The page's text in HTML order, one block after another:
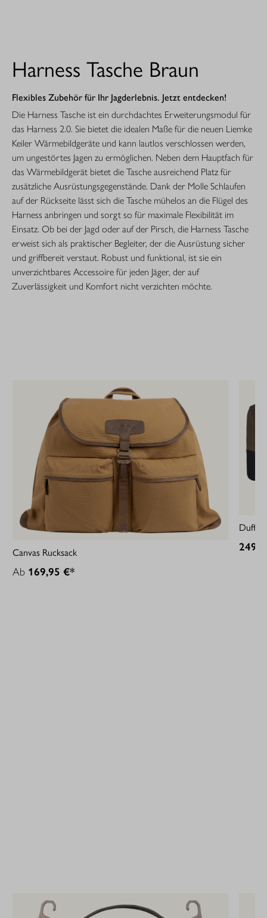
Harness Tasche Braun
Flexibles Zubehör für Ihr Jagderlebnis. Jetzt entdecken!
Die Harness Tasche ist ein durchdachtes Erweiterungsmodul für
das Harness 2.0. Sie bietet die idealen Maße für die neuen Liemke
Keiler Wärmebildgeräte und kann lautlos verschlossen werden,
um ungestörtes Jagen zu ermöglichen. Neben dem Hauptfach für
das Wärmebildgerät bietet die Tasche ausreichend Platz für
zusätzliche Ausrüstungsgegenstände. Dank der Molle Schlaufen
auf der Rückseite lässt sich die Tasche mühelos an die Flügel des
Harness anbringen und sorgt so für maximale Flexibilität im
Einsatz. Ob bei der Jagd oder auf der Pirsch, die Harness Tasche
erweist sich als praktischer Begleiter, der die Ausrüstung sicher
und griffbereit verstaut. Robust und funktional, ist sie ein
unverzichtbares Accessoire für jeden Jäger, der auf
Zuverlässigkeit und Komfort nicht verzichten möchte.
Canvas Rucksack
Ab 169,95 €*
Duffle